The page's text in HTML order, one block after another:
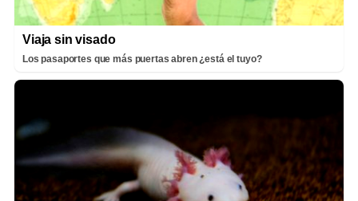
Viaja sin visado
Los pasaportes que más puertas abren ¿está el tuyo?